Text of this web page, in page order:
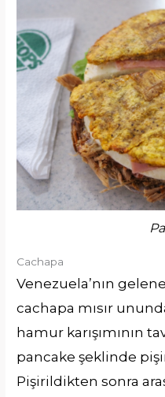
Cachapa
Venezuela’nın
cachapa mısır
hamur karışımının
pancake şeklinde
Pişirildikten sonra